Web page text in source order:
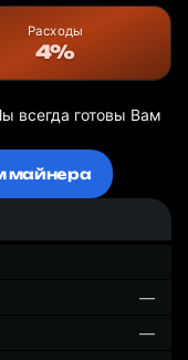
Расходы
4%
всегда готовы Вам
майнера
—
—